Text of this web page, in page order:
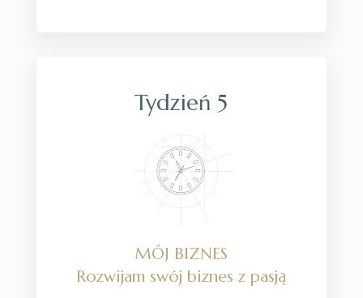
Tydzień 5
MÓJ BIZNES
Rozwijam swój biznes z pasją